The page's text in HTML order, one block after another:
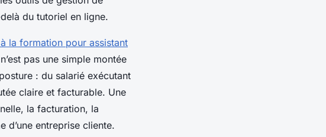
du tutoriel en ligne.
la formation pour assistant
pas une simple montée
: du salarié exécutant
claire et facturable. Une
la facturation, la
d’une entreprise cliente.